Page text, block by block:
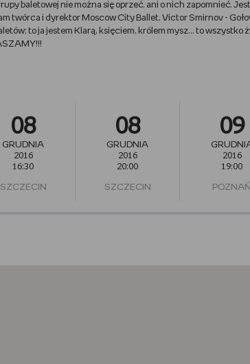
baletowej nie można się oprzeć, ani o nich zapomnieć.
twórca i dyrektor Moscow City Ballet, Victor Smirnov -
to ja jestem Klarą, księciem, królem mysz... to wszystko
08
GRUDNIA
2016
16:30
SZCZECIN
08
GRUDNIA
2016
20:00
SZCZECIN
09
2016
19:00
POZNAŃ